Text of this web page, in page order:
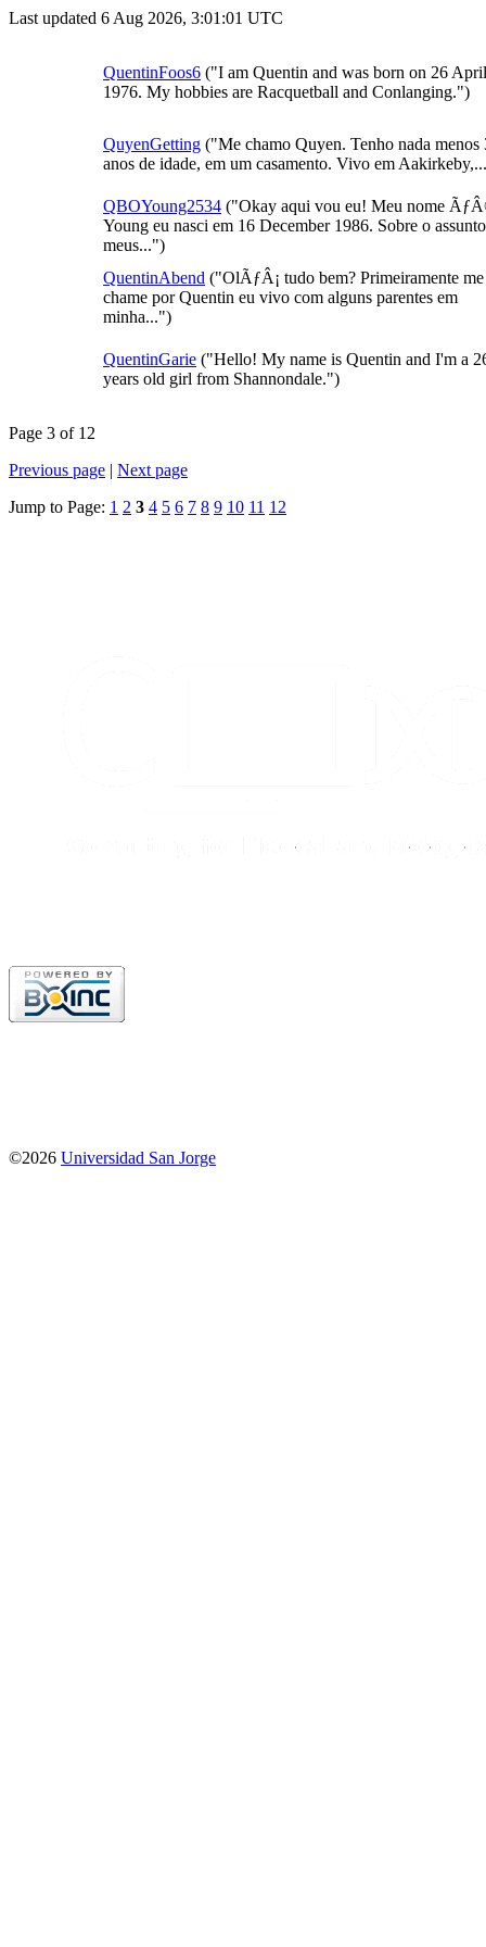
Last updated 6 Aug 2026, 3:01:01 UTC
QuentinFoos6 ("I am Quentin and was born on 26 April
1976. My hobbies are Racquetball and Conlanging.")
QuyenGetting ("Me chamo Quyen. Tenho nada menos
anos de idade, em um casamento. Vivo em
QBOYoung2534 ("Okay aqui vou eu! Meu nome
Young eu nasci em 16 December 1986. Sobre o assunto
meus...")
QuentinAbend ("OlÃƒÂ¡ tudo bem? Primeiramente me
chame por Quentin eu vivo com alguns parentes em
minha...")
QuentinGarie ("Hello! My name is Quentin and I'm a
years old girl from Shannondale.")
Page 3 of 12
Previous page | Next page
Jump to Page: 1 2 3 4 5 6 7 8 9 10 11 12
©2026 Universidad San Jorge